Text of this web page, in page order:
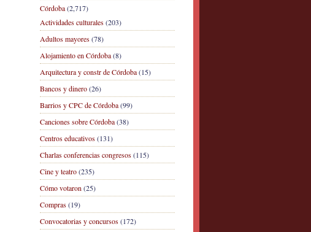
Córdoba(2,717)
Actividades culturales(203)
Adultos mayores(78)
Alojamiento en Córdoba(8)
Arquitectura y constr de Córdoba(15)
Bancos y dinero(26)
Barrios y CPC de Córdoba(99)
Canciones sobre Córdoba(38)
Centros educativos(131)
Charlas conferencias congresos(115)
Cine y teatro(235)
Cómo votaron (25)
Compras(19)
Convocatorias y concursos(172)